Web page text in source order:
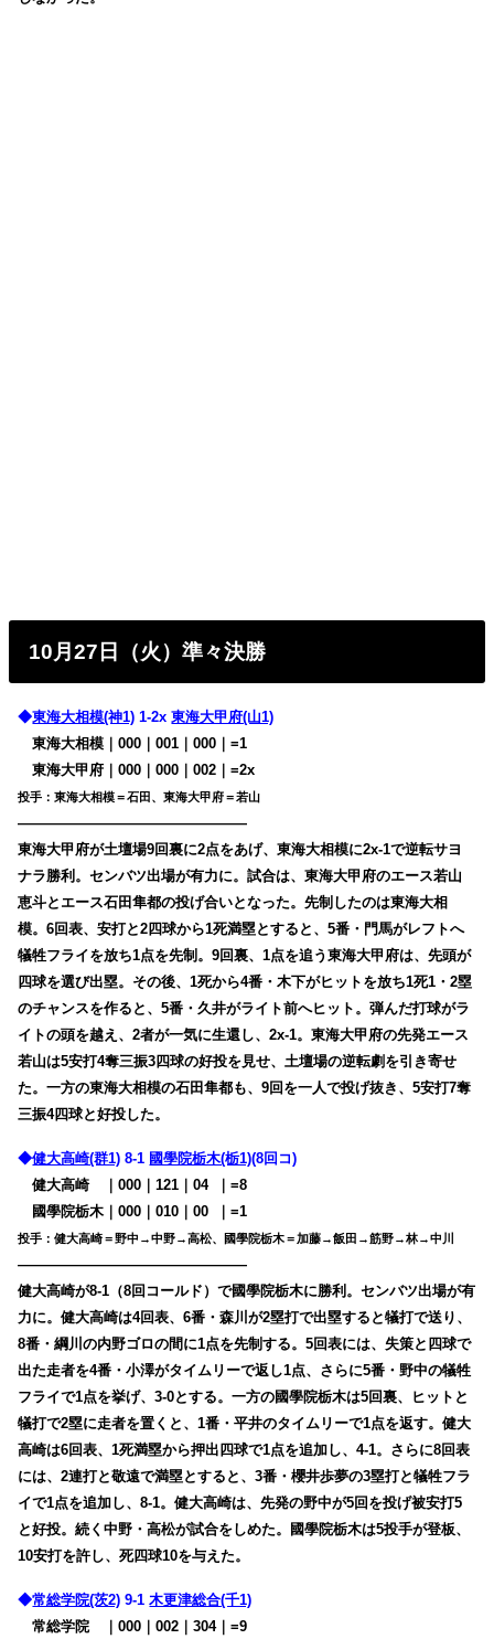
10月27日（火）準々決勝
◆東海大相模(神1) 1-2x東海大甲府(山1)
東海大相模｜000｜001｜000｜=1
東海大甲府｜000｜000｜002｜=2x
投手：東海大相模＝石田、東海大甲府＝若山
————————————————
東海大甲府が土壇場9回裏に2点をあげ、東海大相模に2x-1で逆転サヨ
ナラ勝利。センバツ出場が有力に。試合は、東海大甲府のエース若山
恵斗とエース石田隼都の投げ合いとなった。先制したのは東海大相
模。6回表、安打と2四球から1死満塁とすると、5番・門馬がレフトへ
犠牲フライを放ち1点を先制。9回裏、1点を追う東海大甲府は、先頭が
四球を選び出塁。その後、1死から4番・木下がヒットを放ち1死1・2塁
のチャンスを作ると、5番・久井がライト前へヒット。弾んだ打球がラ
イトの頭を越え、2者が一気に生還し、2x-1。東海大甲府の先発エース
若山は5安打4奪三振3四球の好投を見せ、土壇場の逆転劇を引き寄せ
た。一方の東海大相模の石田隼都も、9回を一人で投げ抜き、5安打7奪
三振4四球と好投した。
◆健大高崎(群1) 8-1 國學院栃木(栃1)(8回コ)
健大高崎・ ｜000｜121｜040
｜=8
國學院栃木｜000｜010｜00
｜=1
投手：健大高崎＝野中→中野→高松、國學院栃木＝加藤→飯田→筋野→林→中川
————————————————
健大高崎が8-1（8回コールド）で國學院栃木に勝利。センバツ出場が有
力に。健大高崎は4回表、6番・森川が2塁打で出塁すると犠打で送り、
8番・綱川の内野ゴロの間に1点を先制する。5回表には、失策と四球で
出た走者を4番・小澤がタイムリーで返し1点、さらに5番・野中の犠牲
フライで1点を挙げ、3-0とする。一方の國學院栃木は5回裏、ヒットと
犠打で2塁に走者を置くと、1番・平井のタイムリーで1点を返す。健大
高崎は6回表、1死満塁から押出四球で1点を追加し、4-1。さらに8回表
には、2連打と敬遠で満塁とすると、3番・櫻井歩夢の3塁打と犠牲フラ
イで1点を追加し、8-1。健大高崎は、先発の野中が5回を投げ被安打5
と好投。続く中野・高松が試合をしめた。國學院栃木は5投手が登板、
10安打を許し、死四球10を与えた。
◆常総学院(茨2) 9-1木更津総合(千1)
常総学院
｜000｜002｜304｜=9